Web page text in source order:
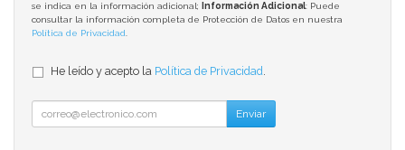
se indica en la información adicional;
Información Adicional: Puede
consultar la información completa de Protección de Datos en nuestra
Política de Privacidad
He leído y acepto la Política de Privacidad.
Enviar